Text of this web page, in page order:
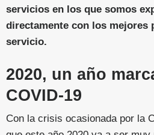
servicios en los que somos
directamente con los mejores
servicio.
2020, un año
COVID-19
Con la crisis ocasionada por la